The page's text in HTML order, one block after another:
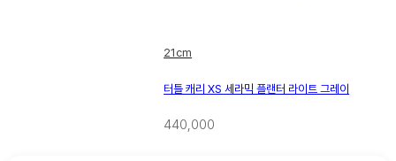
21cm
터틀 캐리 XS 세라믹 플랜터 라이트 그레이
440,000